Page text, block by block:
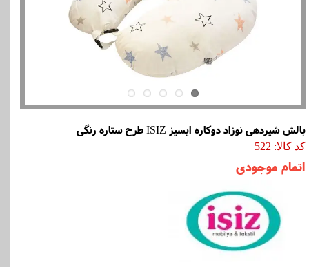
بالش شیردهی نوزاد دوکاره ایسیز ISIZ طرح ستاره رنگی
کد کالا: 522
اتمام موجودی